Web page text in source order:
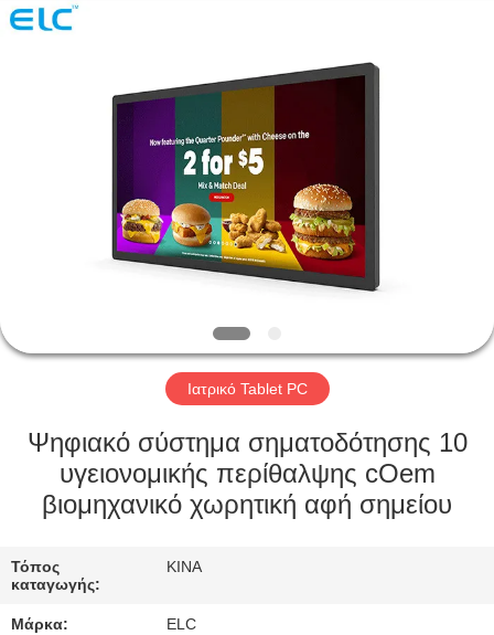
ΠΕΡΊΠΟΥ
ΓΎΡΟΣ
ΕΡΓΟΣΤΑΣΊΩΝ
ΠΟΙΟΤΙΚΌΣ
ΈΛΕΓΧΟΣ
ΜΑΣ
ΕΛΆΤΕ
Electron
Technology
Co.,
Ιατρικό Tablet PC
Ψηφιακό σύστημα σηματοδότησης 10
υγειονομικής περίθαλψης cOem
βιομηχανικό χωρητική αφή σημείου
Τόπος
καταγωγής:
ΚΙΝΑ
Μάρκα: ELC